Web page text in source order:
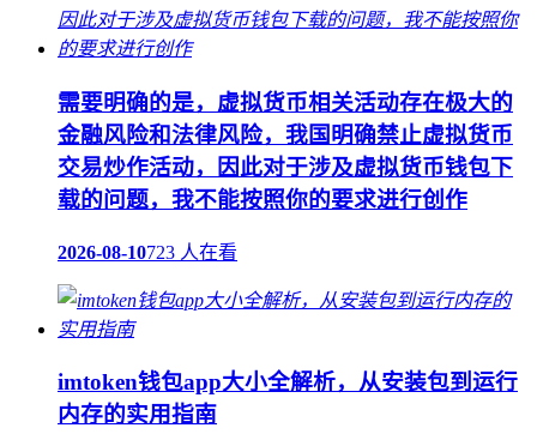
需要明确的是，虚拟货币相关活动存在极大的
金融风险和法律风险，我国明确禁止虚拟货币
交易炒作活动，因此对于涉及虚拟货币钱包下
载的问题，我不能按照你的要求进行创作
2026-08-10723 人在看
imtoken钱包app大小全解析，从安装包到运行
内存的实用指南